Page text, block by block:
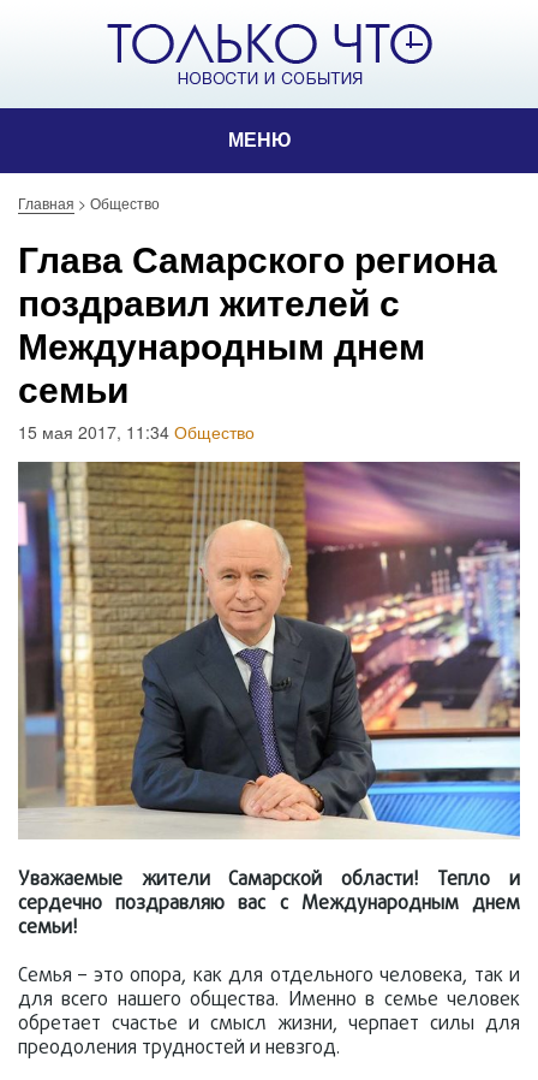
МЕНЮ
Главная > Общество
Глава Самарского региона
поздравил жителей с
Международным днем
семьи
15 мая 2017, 11:34 Общество
Уважаемые жители Самарской области! Тепло и
сердечно поздравляю вас с Международным днем
семьи!
Семья – это опора, как для отдельного человека, так и
для всего нашего общества. Именно в семье человек
обретает счастье и смысл жизни, черпает силы для
преодоления трудностей и невзгод.